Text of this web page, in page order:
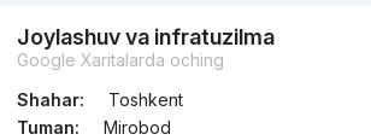
Joylashuv va infratuzilma
Google Xaritalarda oching
Shahar:
Toshkent
Tuman:
Mirobod